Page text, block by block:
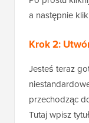
a następnie
Krok 2:
Jesteś teraz
przechodząc
Tutaj wpisz